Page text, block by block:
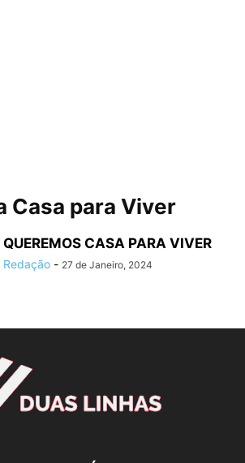
Casa para Viver
QUEREMOS CASA PARA VIVER
Redação - 27 de Janeiro, 2024